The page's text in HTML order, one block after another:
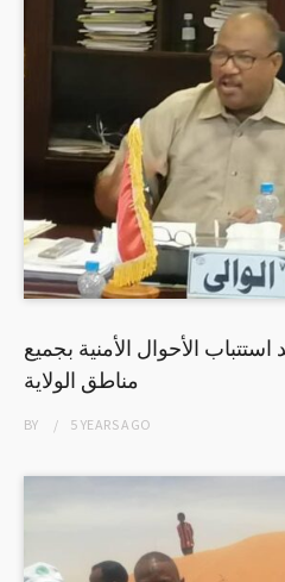
الأحوال الأمنية بجميع
مناطق الولاية
BY 5 YEARSAGO